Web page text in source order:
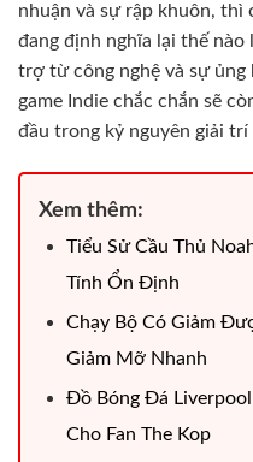
nhuận và sự rập khuôn, thì
đang định nghĩa lại thế
trợ từ công nghệ và sự
game Indie chắc chắn sẽ
đầu trong kỷ nguyên giải trí
Xem thêm:
Tiểu Sử Cầu Thủ
Tính Ổn Định
Chạy Bộ Có Giảm
Giảm Mỡ Nhanh
Đồ Bóng Đá
Cho Fan The Kop